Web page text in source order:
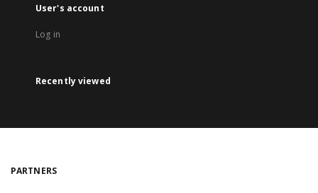
User's account
Log in
Recently viewed
PARTNERS